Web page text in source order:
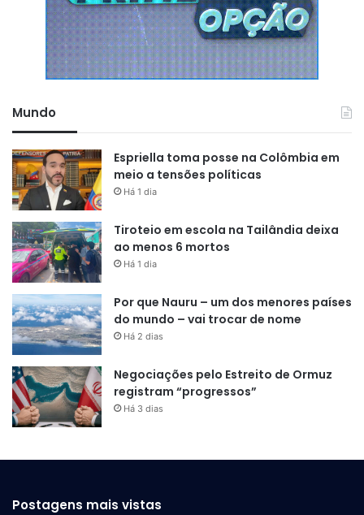
Mundo
Espriella toma posse na Colômbia em
meio a tensões políticas
Há 1 dia
Tiroteio em escola na Tailândia deixa
ao menos 6 mortos
Há 1 dia
Por que Nauru – um dos menores países
do mundo – vai trocar de nome
Há 2 dias
Negociações pelo Estreito de Ormuz
registram “progressos”
Há 3 dias
Postagens mais vistas